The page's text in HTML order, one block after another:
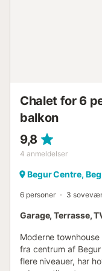
Chalet for 6
balkon
9,8
4 anmeldelser
Begur Centre,
6 personer 3
Garage, Terrasse,
Moderne
fra centrum af
flere niveauer, har